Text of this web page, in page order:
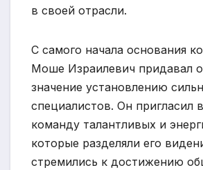
в своей отрасли.
С самого начала основания
Моше Израилевич придавал
значение установлению
специалистов. Он пригласил
команду талантливых и
которые разделяли его
стремились к достижению